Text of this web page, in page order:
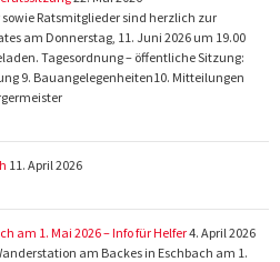
Ratsmitglieder sind herzlich zur
am Donnerstag, 11. Juni 2026 um 19.00
Tagesordnung – öffentliche Sitzung:
9. Bauangelegenheiten10. Mitteilungen
11. April 2026
am 1. Mai 2026 – Info für Helfer4. April 2026
am Backes in Eschbach am 1.